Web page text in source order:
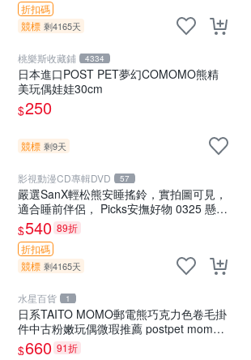
折扣碼
競標 剩4165天
桃樂斯收藏鋪 4334
日本進口POST PET夢幻COMOMO熊精
美玩偶娃娃30cm
$250
競標 剩9天
影視動漫CD專輯DVD 57
嚴選SanX輕松熊安睡搖鈴，實拍圖可見，
適合睡前伴侶， Picks安撫好物 0325 懸吊
電腦
$540 89折
折扣碼
競標 剩4165天
水星百貨 1
日系TAITO MOMO郵電熊巧克力色卷毛掛
件中古粉嫩玩偶微瑕推薦 postpet momo
郵電熊 中古玩偶
$660 91折